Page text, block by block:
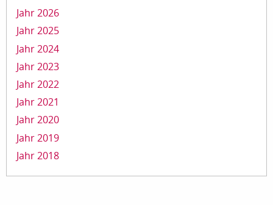
Jahr 2026
Jahr 2025
Jahr 2024
Jahr 2023
Jahr 2022
Jahr 2021
Jahr 2020
Jahr 2019
Jahr 2018